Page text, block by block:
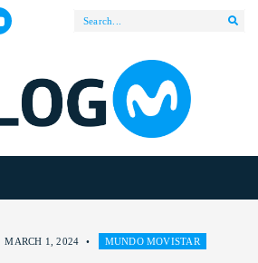
MARCH 1, 2024 • MUNDO MOVISTAR